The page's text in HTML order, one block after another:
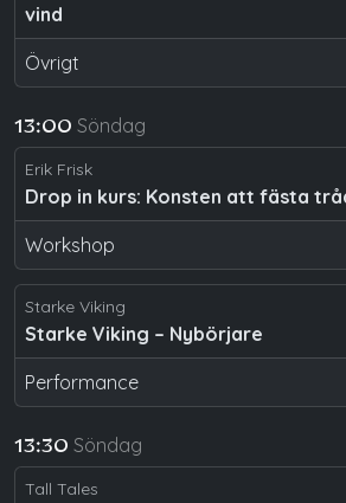
vind
Övrigt
13:00 Söndag
Erik Frisk
Drop in kurs: Konsten att fästa
Workshop
Starke Viking
Starke Viking – Nybörjare
Performance
13:30 Söndag
Tall Tales